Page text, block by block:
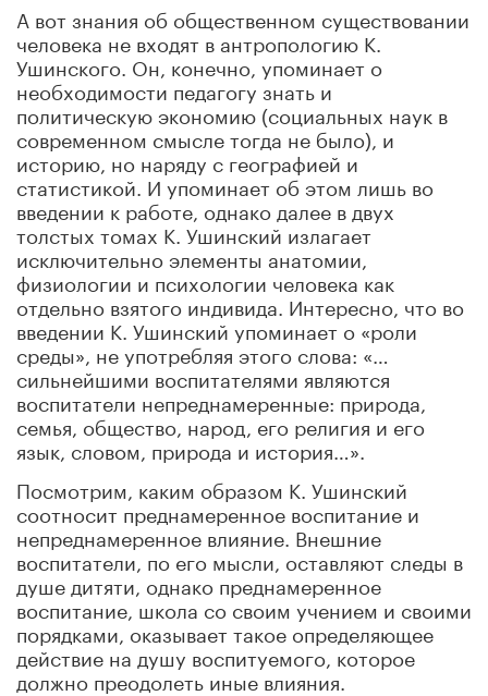
А вот знания об общественном существовании
человека не входят в антропологию К.
Ушинского. Он, конечно, упоминает о
необходимости педагогу знать и
политическую экономию (социальных наук в
современном смысле тогда не было), и
историю, но наряду с географией и
статистикой. И упоминает об этом лишь во
введении к работе, однако далее в двух
толстых томах К. Ушинский излагает
исключительно элементы анатомии,
физиологии и психологии человека как
отдельно взятого индивида. Интересно, что во
введении К. Ушинский упоминает о «роли
среды», не употребляя этого слова: «…
сильнейшими воспитателями являются
воспитатели непреднамеренные: природа,
семья, общество, народ, его религия и его
язык, словом, природа и история…».
Посмотрим, каким образом К. Ушинский
соотносит преднамеренное воспитание и
непреднамеренное влияние. Внешние
воспитатели, по его мысли, оставляют следы в
душе дитяти, однако преднамеренное
воспитание, школа со своим учением и своими
порядками, оказывает такое определяющее
действие на душу воспитуемого, которое
должно преодолеть иные влияния.